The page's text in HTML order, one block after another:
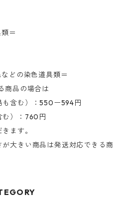
＝
どの染色道具類＝
商品の場合は
含む）：550ー594円
）：760円
ます。
大きい商品は発送対応できる商